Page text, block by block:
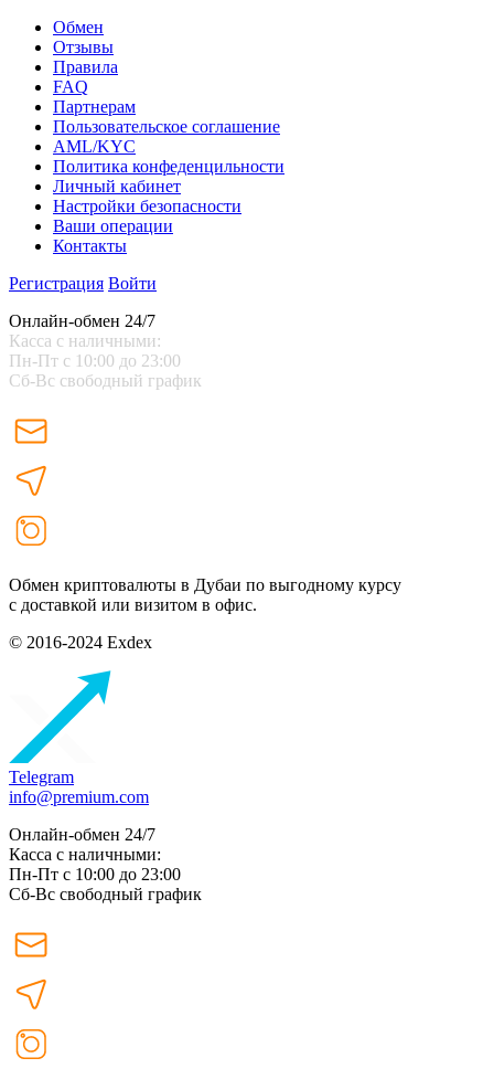
Обмен
Отзывы
Правила
FAQ
Партнерам
Пользовательское соглашение
AML/KYC
Политика конфеденцильности
Личный кабинет
Настройки безопасности
Ваши операции
Контакты
Регистрация Войти
Онлайн-обмен 24/7
Касса с наличными:
Пн-Пт с 10:00 до 23:00
Сб-Вс свободный график
Обмен криптовалюты в Дубаи по выгодному курсу
с доставкой или визитом в офис.
© 2016-2024 Exdex
Telegram
info@premium.com
Онлайн-обмен 24/7
Касса с наличными:
Пн-Пт с 10:00 до 23:00
Сб-Вс свободный график